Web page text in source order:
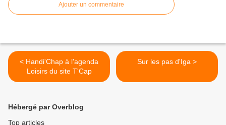
Ajouter un commentaire
< Handi'Chap à l'agenda
Loisirs du site T'Cap
Sur les pas d'Iga >
Hébergé par Overblog
Top articles